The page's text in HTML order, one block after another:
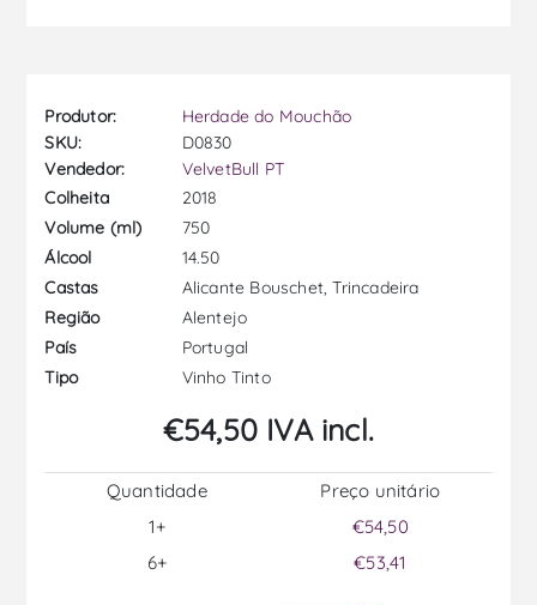
Produtor:
Herdade do Mouchão
SKU:
D0830
Vendedor:
VelvetBull PT
Colheita
2018
Volume (ml)
750
Álcool
14.50
Castas
Alicante Bouschet, Trincadeira
Região
Alentejo
País
Portugal
Tipo
Vinho Tinto
€54,50 IVA incl.
Quantidade
1+
6+
Preço unitário
€54,50
€53,41